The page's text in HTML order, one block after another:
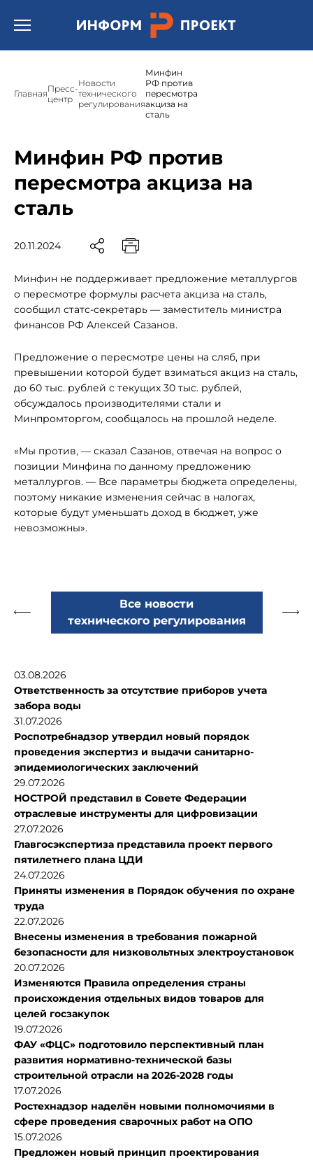
Открыть бургер меню.
ГлавнаяПресс-
центр
Новости
технического
регулирования
Минфин
РФ против
пересмотра
акциза на
сталь
Минфин РФ против
пересмотра акциза на
сталь
20.11.2024
Минфин не поддерживает предложение металлургов
о пересмотре формулы расчета акциза на сталь,
сообщил статс-секретарь — заместитель министра
финансов РФ Алексей Сазанов.
Предложение о пересмотре цены на сляб, при
превышении которой будет взиматься акциз на сталь,
до 60 тыс. рублей с текущих 30 тыс. рублей,
обсуждалось производителями стали и
Минпромторгом, сообщалось на прошлой неделе.
«Мы против, — сказал Сазанов, отвечая на вопрос о
позиции Минфина по данному предложению
металлургов. — Все параметры бюджета определены,
поэтому никакие изменения сейчас в налогах,
которые будут уменьшать доход в бюджет, уже
невозможны».
Все новости
технического регулирования
03.08.2026
Ответственность за отсутствие приборов учета
забора воды
31.07.2026
Роспотребнадзор утвердил новый порядок
проведения экспертиз и выдачи санитарно-
эпидемиологических заключений
29.07.2026
НОСТРОЙ представил в Совете Федерации
отраслевые инструменты для цифровизации
27.07.2026
Главгосэкспертиза представила проект первого
пятилетнего плана ЦДИ
24.07.2026
Приняты изменения в Порядок обучения по охране
труда
22.07.2026
Внесены изменения в требования пожарной
безопасности для низковольтных электроустановок
20.07.2026
Изменяются Правила определения страны
происхождения отдельных видов товаров для
целей госзакупок
19.07.2026
ФАУ «ФЦС» подготовило перспективный план
развития нормативно-технической базы
строительной отрасли на 2026-2028 годы
17.07.2026
Ростехнадзор наделён новыми полномочиями в
сфере проведения сварочных работ на ОПО
15.07.2026
Предложен новый принцип проектирования